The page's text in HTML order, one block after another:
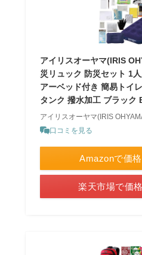
アイリスオーヤマ(IRIS
災リュック 防災セット 1
アーベッド付き 簡易トイ
タンク 撥水加工 ブラック
アイリスオーヤマ(IRIS
口コミを見る
Amazonで価
楽天市場で価